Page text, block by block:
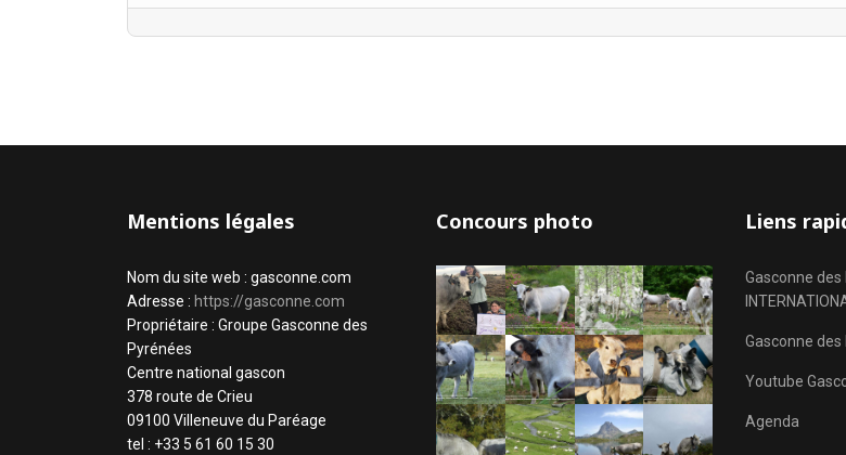
Mentions légales
Nom du site web : gasconne.com
Adresse : https://gasconne.com
Propriétaire : Groupe Gasconne des
Pyrénées
Centre national gascon
378 route de Crieu
09100 Villeneuve du Paréage
tel : +33 5 61 60 15 30
Concours photo Liens
Gasconne
Gasconne des
Youtube
Agenda